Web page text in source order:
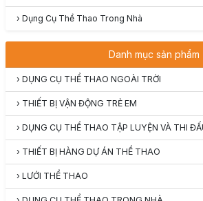
› Dụng Cụ Thể Thao Trong Nhà
Danh mục sản phẩm
› DỤNG CỤ THỂ THAO NGOÀI TRỜI
› THIẾT BỊ VẬN ĐỘNG TRẺ EM
› DỤNG CỤ THỂ THAO TẬP LUYỆN VÀ THI
› THIẾT BỊ HÀNG DỰ ÁN THỂ THAO
› LƯỚI THỂ THAO